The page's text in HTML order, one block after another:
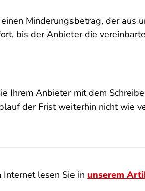
Minderungsbetrag, der
bis der Anbieter die
Ihrem Anbieter mit dem
der Frist weiterhin nicht wie
lesen Sie in unserem